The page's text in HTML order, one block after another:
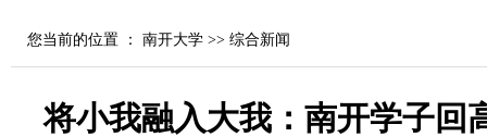
您当前的位置 ： 南开大学 >> 综合新闻
将小我融入大我：南开学子回